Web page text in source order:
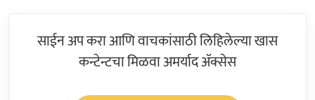
साईन अप करा आणि वाचकांसाठी लिहिलेल्या खास
कन्टेन्टचा मिळवा अमर्याद ॲक्सेस